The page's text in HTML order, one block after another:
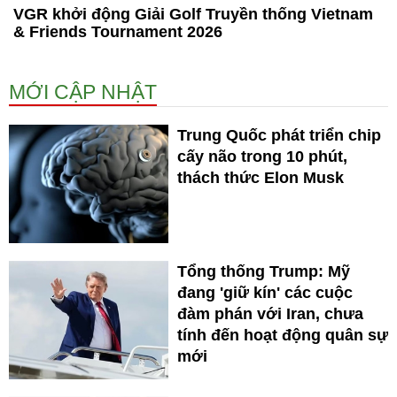
VGR khởi động Giải Golf Truyền thống Vietnam
& Friends Tournament 2026
MỚI CẬP NHẬT
Trung Quốc phát triển chip
cấy não trong 10 phút,
thách thức Elon Musk
Tổng thống Trump: Mỹ
đang 'giữ kín' các cuộc
đàm phán với Iran, chưa
tính đến hoạt động quân sự
mới